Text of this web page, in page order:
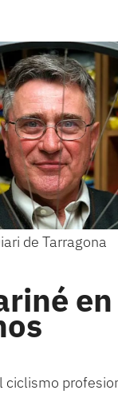
de Tarragona
ciclismo